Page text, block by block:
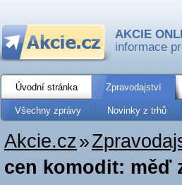
AKCIE
informace
Úvodní stránka Zpravodajství
Všechny zprávy Novinky z trhů
Akcie.cz»
cen komodit: měď